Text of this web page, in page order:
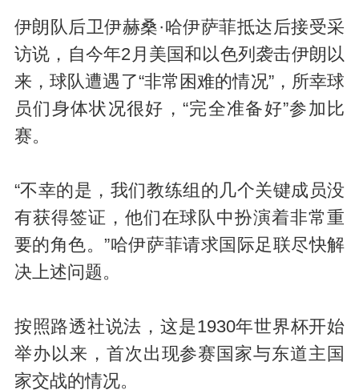
伊朗队后卫伊赫桑·哈伊萨菲抵达后接受采
访说，自今年2月美国和以色列袭击伊朗以
来，球队遭遇了“非常困难的情况”，所幸球
员们身体状况很好，“完全准备好”参加比
赛。
“不幸的是，我们教练组的几个关键成员没
有获得签证，他们在球队中扮演着非常重
要的角色。”哈伊萨菲请求国际足联尽快解
决上述问题。
按照路透社说法，这是1930年世界杯开始
举办以来，首次出现参赛国家与东道主国
家交战的情况。